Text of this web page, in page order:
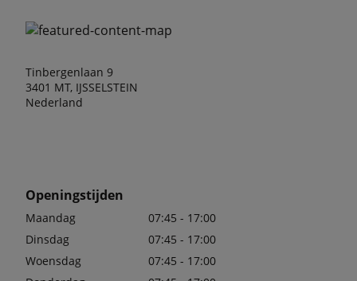
Tinbergenlaan 9
3401 MT, IJSSELSTEIN
Nederland
Openingstijden
Maandag
07:45 - 17:00
Dinsdag
07:45 - 17:00
Woensdag
07:45 - 17:00